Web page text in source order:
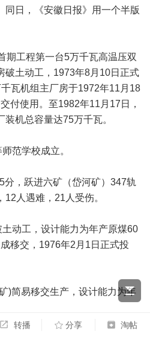
同日，《安徽日报》用一个半版
程第一台5万千瓦高温压双
破土动工，1973年8月10日正式
瓦机组主厂房于1972年11月18
付使用。至1982年11月17日，
机总容量达75万千瓦。
学校成立。
跃进六矿（岱河矿）347轨
人遇难，21人受伤。
工，设计能力为年产原煤60
移交，1976年2月1日正式投
易移交生产，设计能力为年
转播 分享 淘帖